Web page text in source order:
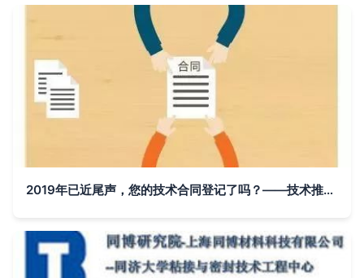
2019年已近尾声，您的技术合同登记了吗？——技术推广必知的政策红利与操作指南